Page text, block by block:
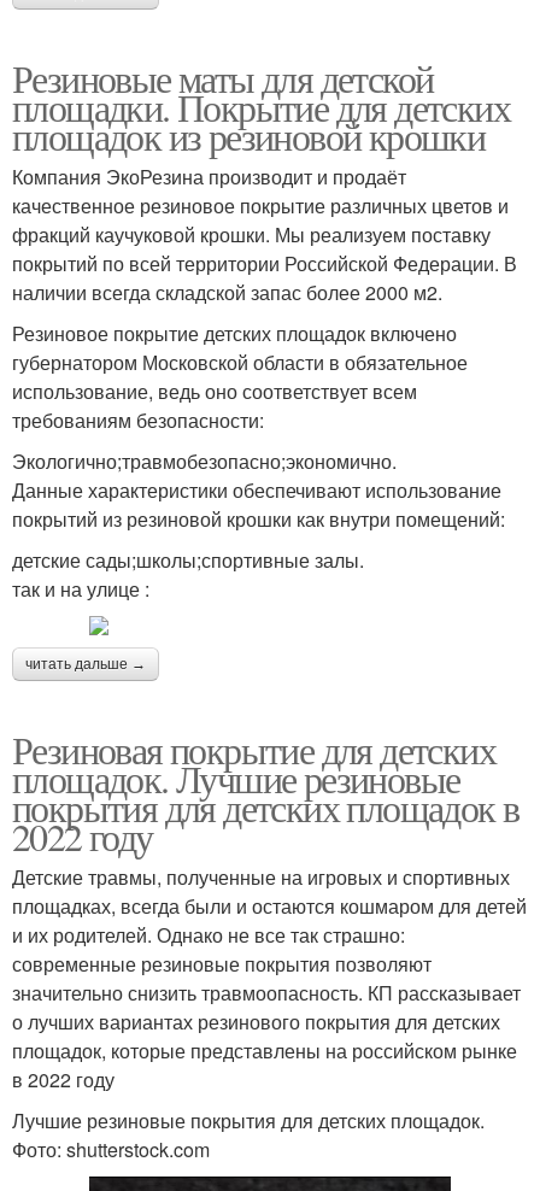
Резиновые маты для детской
площадки. Покрытие для детских
площадок из резиновой крошки
Компания ЭкоРезина производит и продаёт
качественное резиновое покрытие различных цветов и
фракций каучуковой крошки. Мы реализуем поставку
покрытий по всей территории Российской Федерации. В
наличии всегда складской запас более 2000 м2.
Резиновое покрытие детских площадок включено
губернатором Московской области в обязательное
использование, ведь оно соответствует всем
требованиям безопасности:
Экологично;травмобезопасно;экономично.
Данные характеристики обеспечивают использование
покрытий из резиновой крошки как внутри помещений:
детские сады;школы;спортивные залы.
так и на улице :
читать дальше →
Резиновая покрытие для детских
площадок. Лучшие резиновые
покрытия для детских площадок в
2022 году
Детские травмы, полученные на игровых и спортивных
площадках, всегда были и остаются кошмаром для детей
и их родителей. Однако не все так страшно:
современные резиновые покрытия позволяют
значительно снизить травмоопасность. КП рассказывает
о лучших вариантах резинового покрытия для детских
площадок, которые представлены на российском рынке
в 2022 году
Лучшие резиновые покрытия для детских площадок.
Фото: shutterstock.com